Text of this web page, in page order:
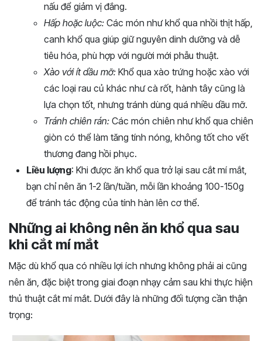
nấu để giảm vị đắng.
Hấp hoặc luộc: Các món như khổ qua nhồi thịt hấp,
canh khổ qua giúp giữ nguyên dinh dưỡng và dễ
tiêu hóa, phù hợp với người mới phẫu thuật.
Xào với ít dầu mỡ: Khổ qua xào trứng hoặc xào với
các loại rau củ khác như cà rốt, hành tây cũng là
lựa chọn tốt, nhưng tránh dùng quá nhiều dầu mỡ.
Tránh chiên rán: Các món chiên như khổ qua chiên
giòn có thể làm tăng tính nóng, không tốt cho vết
thương đang hồi phục.
Liều lượng: Khi được ăn khổ qua trở lại sau cắt mí mắt,
bạn chỉ nên ăn 1-2 lần/tuần, mỗi lần khoảng 100-150g
để tránh tác động của tính hàn lên cơ thể.
Những ai không nên ăn khổ qua sau
khi cắt mí mắt
Mặc dù khổ qua có nhiều lợi ích nhưng không phải ai cũng
nên ăn, đặc biệt trong giai đoạn nhạy cảm sau khi thực hiện
thủ thuật cắt mí mắt. Dưới đây là những đối tượng cần thận
trọng: